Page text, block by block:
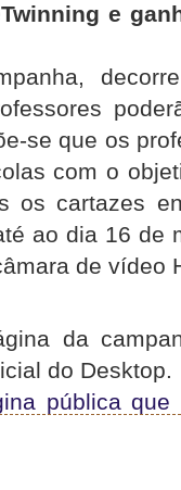
e
se que os
com o
os cartazes
ao dia 16 de
de vídeo
da
do Desktop.
pública